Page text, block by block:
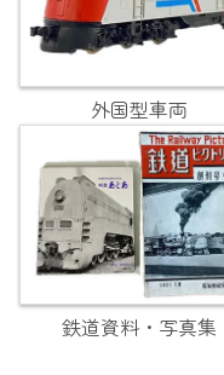
外国型車両
鉄道資料・写真集